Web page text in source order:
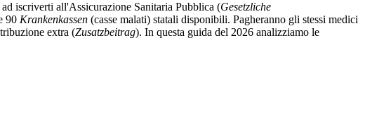
iscriverti all'Assicurazione Sanitaria Pubblica (Gesetzliche
90 Krankenkassen (casse malati) statali disponibili. Pagheranno gli stessi medici
extra (Zusatzbeitrag). In questa guida del 2026 analizziamo le